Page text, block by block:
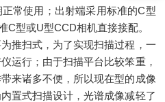
常使用；出射端采用标准的C型
C型或U型CCD相机直接接配。
推扫式，为了实现扫描过程，一
运行；由于扫描平台比较笨重，
来诸多不便，所以现在型的成像
置式扫描设计，光谱成像减轻了